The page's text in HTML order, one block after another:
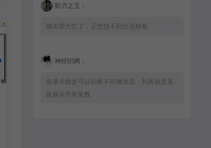
影刃之王：
确实帮大忙了，正愁找不到合适模板
神经织网：
选项卡就是可以切换不同播放源，列表就是直
接展示所有集数